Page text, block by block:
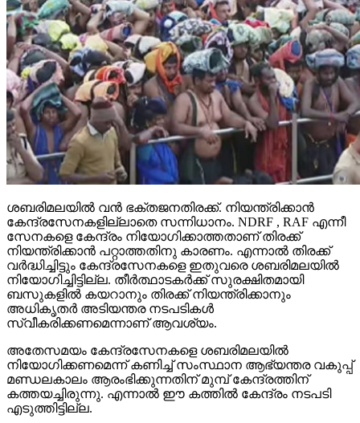
ശബരിമലയില്‍ വന്‍ ഭക്തജനതിരക്ക്. നിയന്ത്രിക്കാന്‍
കേന്ദ്രസേനകളില്ലാതെ സന്നിധാനം. NDRF , RAF എന്നീ
സേനകളെ കേന്ദ്രം നിയോഗിക്കാത്തതാണ് തിരക്ക്
നിയന്ത്രിക്കാന്‍ പറ്റാത്തതിനു കാരണം. എന്നാല്‍ തിരക്ക്
വര്‍ദ്ധിച്ചിട്ടും കേന്ദ്രസേനകളെ ഇതുവരെ ശബരിമലയില്‍
നിയോഗിച്ചിട്ടില്ല. തീര്‍ത്ഥാടകര്‍ക്ക് സുരക്ഷിതമായി
ബസുകളില്‍ കയറാനും തിരക്ക് നിയന്ത്രിക്കാനും
അധികൃതര്‍ അടിയന്തര നടപടികള്‍
സ്വീകരിക്കണമെന്നാണ് ആവശ്യം.
അതേസമയം കേന്ദ്രസേനകളെ ശബരിമലയില്‍
നിയോഗിക്കണമെന്ന് കണിച്ച് സംസ്ഥാന ആഭ്യന്തര വകുപ്പ്
മണ്ഡലകാലം ആരംഭിക്കുന്നതിന് മുമ്പ് കേന്ദ്രത്തിന്
കത്തയച്ചിരുന്നു. എന്നാല്‍ ഈ കത്തില്‍ കേന്ദ്രം നടപടി
എടുത്തിട്ടില്ല.